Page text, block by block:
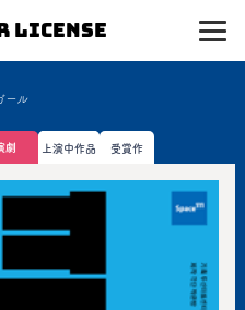
License
ール
劇 上演中作品 受賞作